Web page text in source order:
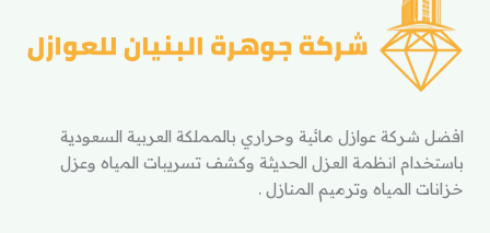
افضل شركة عوازل مائية وحراري بالمملكة العربية السعودية
باستخدام انظمة العزل الحديثة وكشف تسريبات المياه وعزل
خزانات المياه وترميم المنازل .